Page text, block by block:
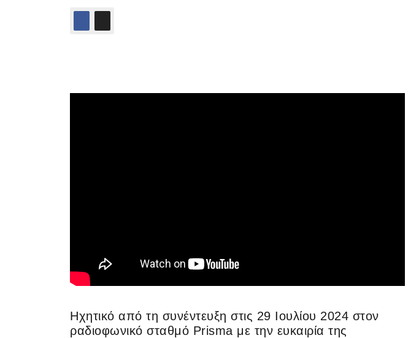
Ηχητικό από τη συνέντευξη στις 29 Ιουλίου 2024 στον
ραδιοφωνικό σταθμό Prisma με την ευκαιρία της